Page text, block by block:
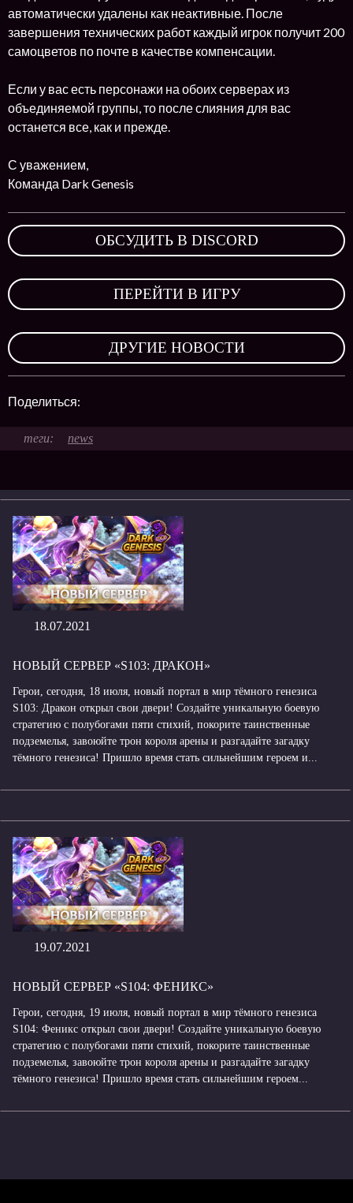
автоматически удалены как неактивные. После
завершения технических работ каждый игрок получит 200
самоцветов по почте в качестве компенсации.
Если у вас есть персонажи на обоих серверах из
объединяемой группы, то после слияния для вас
останется все, как и прежде.
С уважением,
Команда Dark Genesis
ОБСУДИТЬ В DISCORD
ПЕРЕЙТИ В ИГРУ
ДРУГИЕ НОВОСТИ
Поделиться:
news
18.07.2021
НОВЫЙ СЕРВЕР «S103: ДРАКОН»
Герои, сегодня, 18 июля, новый портал в мир тёмного генезиса
S103: Дракон открыл свои двери! Создайте уникальную боевую
стратегию с полубогами пяти стихий, покорите таинственные
подземелья, завоюйте трон короля арены и разгадайте загадку
тёмного генезиса! Пришло время стать сильнейшим героем и...
19.07.2021
НОВЫЙ СЕРВЕР «S104: ФЕНИКС»
Герои, сегодня, 19 июля, новый портал в мир тёмного генезиса
S104: Феникс открыл свои двери! Создайте уникальную боевую
стратегию с полубогами пяти стихий, покорите таинственные
подземелья, завоюйте трон короля арены и разгадайте загадку
тёмного генезиса! Пришло время стать сильнейшим героем...